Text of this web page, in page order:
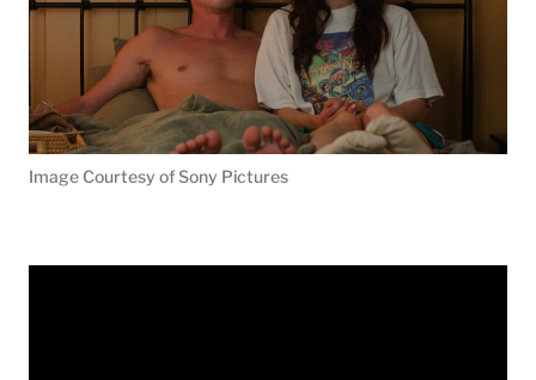
Image Courtesy of Sony Pictures